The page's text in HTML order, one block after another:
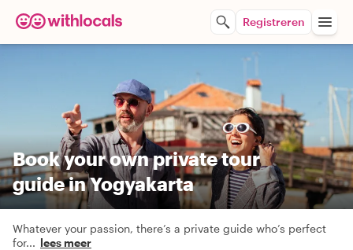
Registreren
Book your own private tour
guide in Yogyakarta
Whatever your passion, there’s a private guide who’s perfect
for... lees meer